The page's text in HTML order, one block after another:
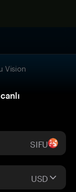
Vision
SIFU
USD